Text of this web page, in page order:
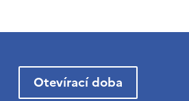
Otevírací doba